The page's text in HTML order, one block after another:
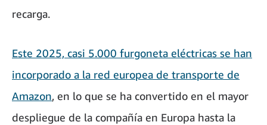
recarga.
Este 2025, casi 5.000 furgoneta eléctricas se han
incorporado a la red europea de transporte de
Amazon, en lo que se ha convertido en el mayor
despliegue de la compañía en Europa hasta la